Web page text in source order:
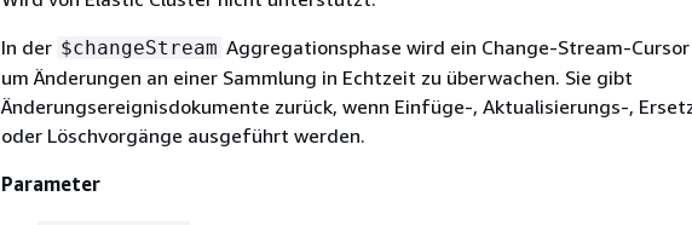
In der $changeStream Aggregationsphase wird ein Change-Stream-
um Änderungen an einer Sammlung in Echtzeit zu überwachen. Sie gibt
Änderungsereignisdokumente zurück, wenn Einfüge-, Aktualisierungs-,
oder Löschvorgänge ausgeführt werden.
Parameter